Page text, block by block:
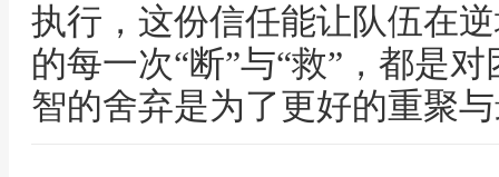
执行，这份信任能让队伍在
的每一次“断”与“救”，都是
智的舍弃是为了更好的重聚